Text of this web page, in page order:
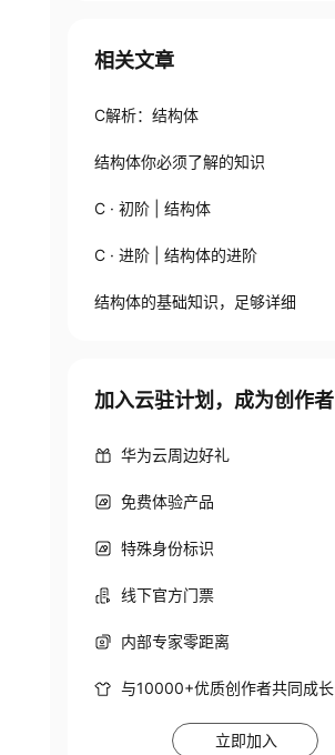
相关文章
C解析：结构体
结构体你必须了解的知识
C · 初阶 | 结构体
C · 进阶 | 结构体的进阶
结构体的基础知识，足够详细
加入云驻计划，成为创作者
华为云周边好礼
免费体验产品
特殊身份标识
线下官方门票
内部专家零距离
与10000+优质创作者共同成长
立即加入